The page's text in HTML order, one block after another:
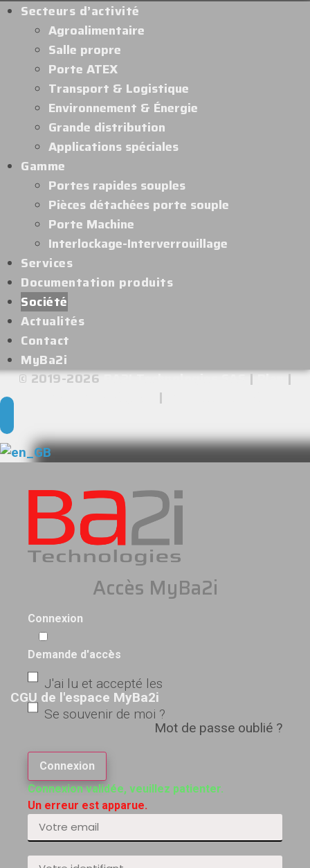
Secteurs d’activité
Agroalimentaire
Salle propre
Porte ATEX
Transport & Logistique
Environnement & Énergie
Grande distribution
Applications spéciales
Gamme
Portes rapides souples
Pièces détachées porte souple
Porte Machine
Interlockage-Interverrouillage
Services
Documentation produits
Société
Actualités
Contact
MyBa2i
© 2019-2026BA2I Technologies SAS|Plan|
|
Accès MyBa2i
Connexion
Demande d'accès
J'ai lu et accepté les
CGU de l'espace MyBa2i
Se souvenir de moi ?
Mot de passe oublié ?
Connexion
Connexion validée, veuillez patienter.
Un erreur est apparue.